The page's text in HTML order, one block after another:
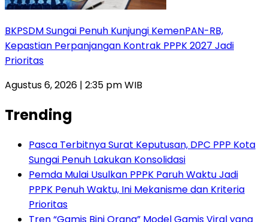
BKPSDM Sungai Penuh Kunjungi KemenPAN-RB,
Kepastian Perpanjangan Kontrak PPPK 2027 Jadi
Prioritas
Agustus 6, 2026 | 2:35 pm WIB
Trending
Pasca Terbitnya Surat Keputusan, DPC PPP Kota
Sungai Penuh Lakukan Konsolidasi
Pemda Mulai Usulkan PPPK Paruh Waktu Jadi
PPPK Penuh Waktu, Ini Mekanisme dan Kriteria
Prioritas
Tren “Gamis Bini Orang” Model Gamis Viral yang